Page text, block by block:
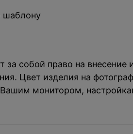
шаблону
за собой право на
Цвет изделия на
монитором,